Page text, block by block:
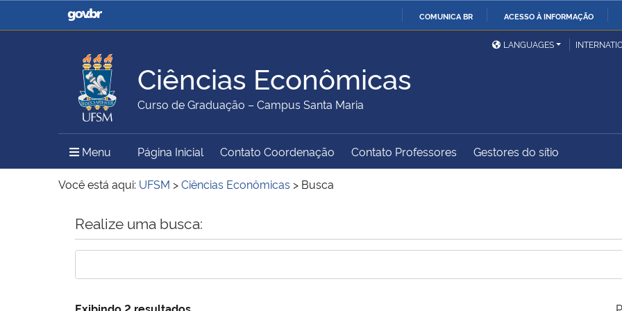
COMUNICA BR ACESSO À INFORMAÇÃO
Casa Civil
Ministério da Justiça e
Ministério da Defesa
Ministério das Relações
Exteriores
Ministério da Agricultura,
Pecuária e Abastecimento
Ministério da Educação Ministério da Cidadania
Ministério do Meio Ambiente Ministério do Turismo
Ministério do
Controladoria-Geral da
LANGUAGES
Ciências Econômicas
Curso de Graduação – Campus Santa Maria
Menu Menu Principal do Sítio
Página Inicial Contato Coordenação Contato Professores Gestores do sítio
Você está aqui: UFSM >Ciências Econômicas > Busca
Início do conteúdo
Realize uma busca:
Exibindo 2 resultados